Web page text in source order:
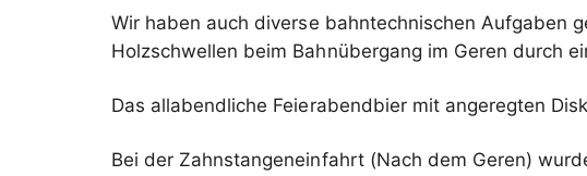
Wir haben auch diverse bahntechnischen Aufgaben
Holzschwellen beim Bahnübergang im Geren durch
Das allabendliche Feierabendbier mit angeregten
Bei der Zahnstangeneinfahrt (Nach dem Geren)